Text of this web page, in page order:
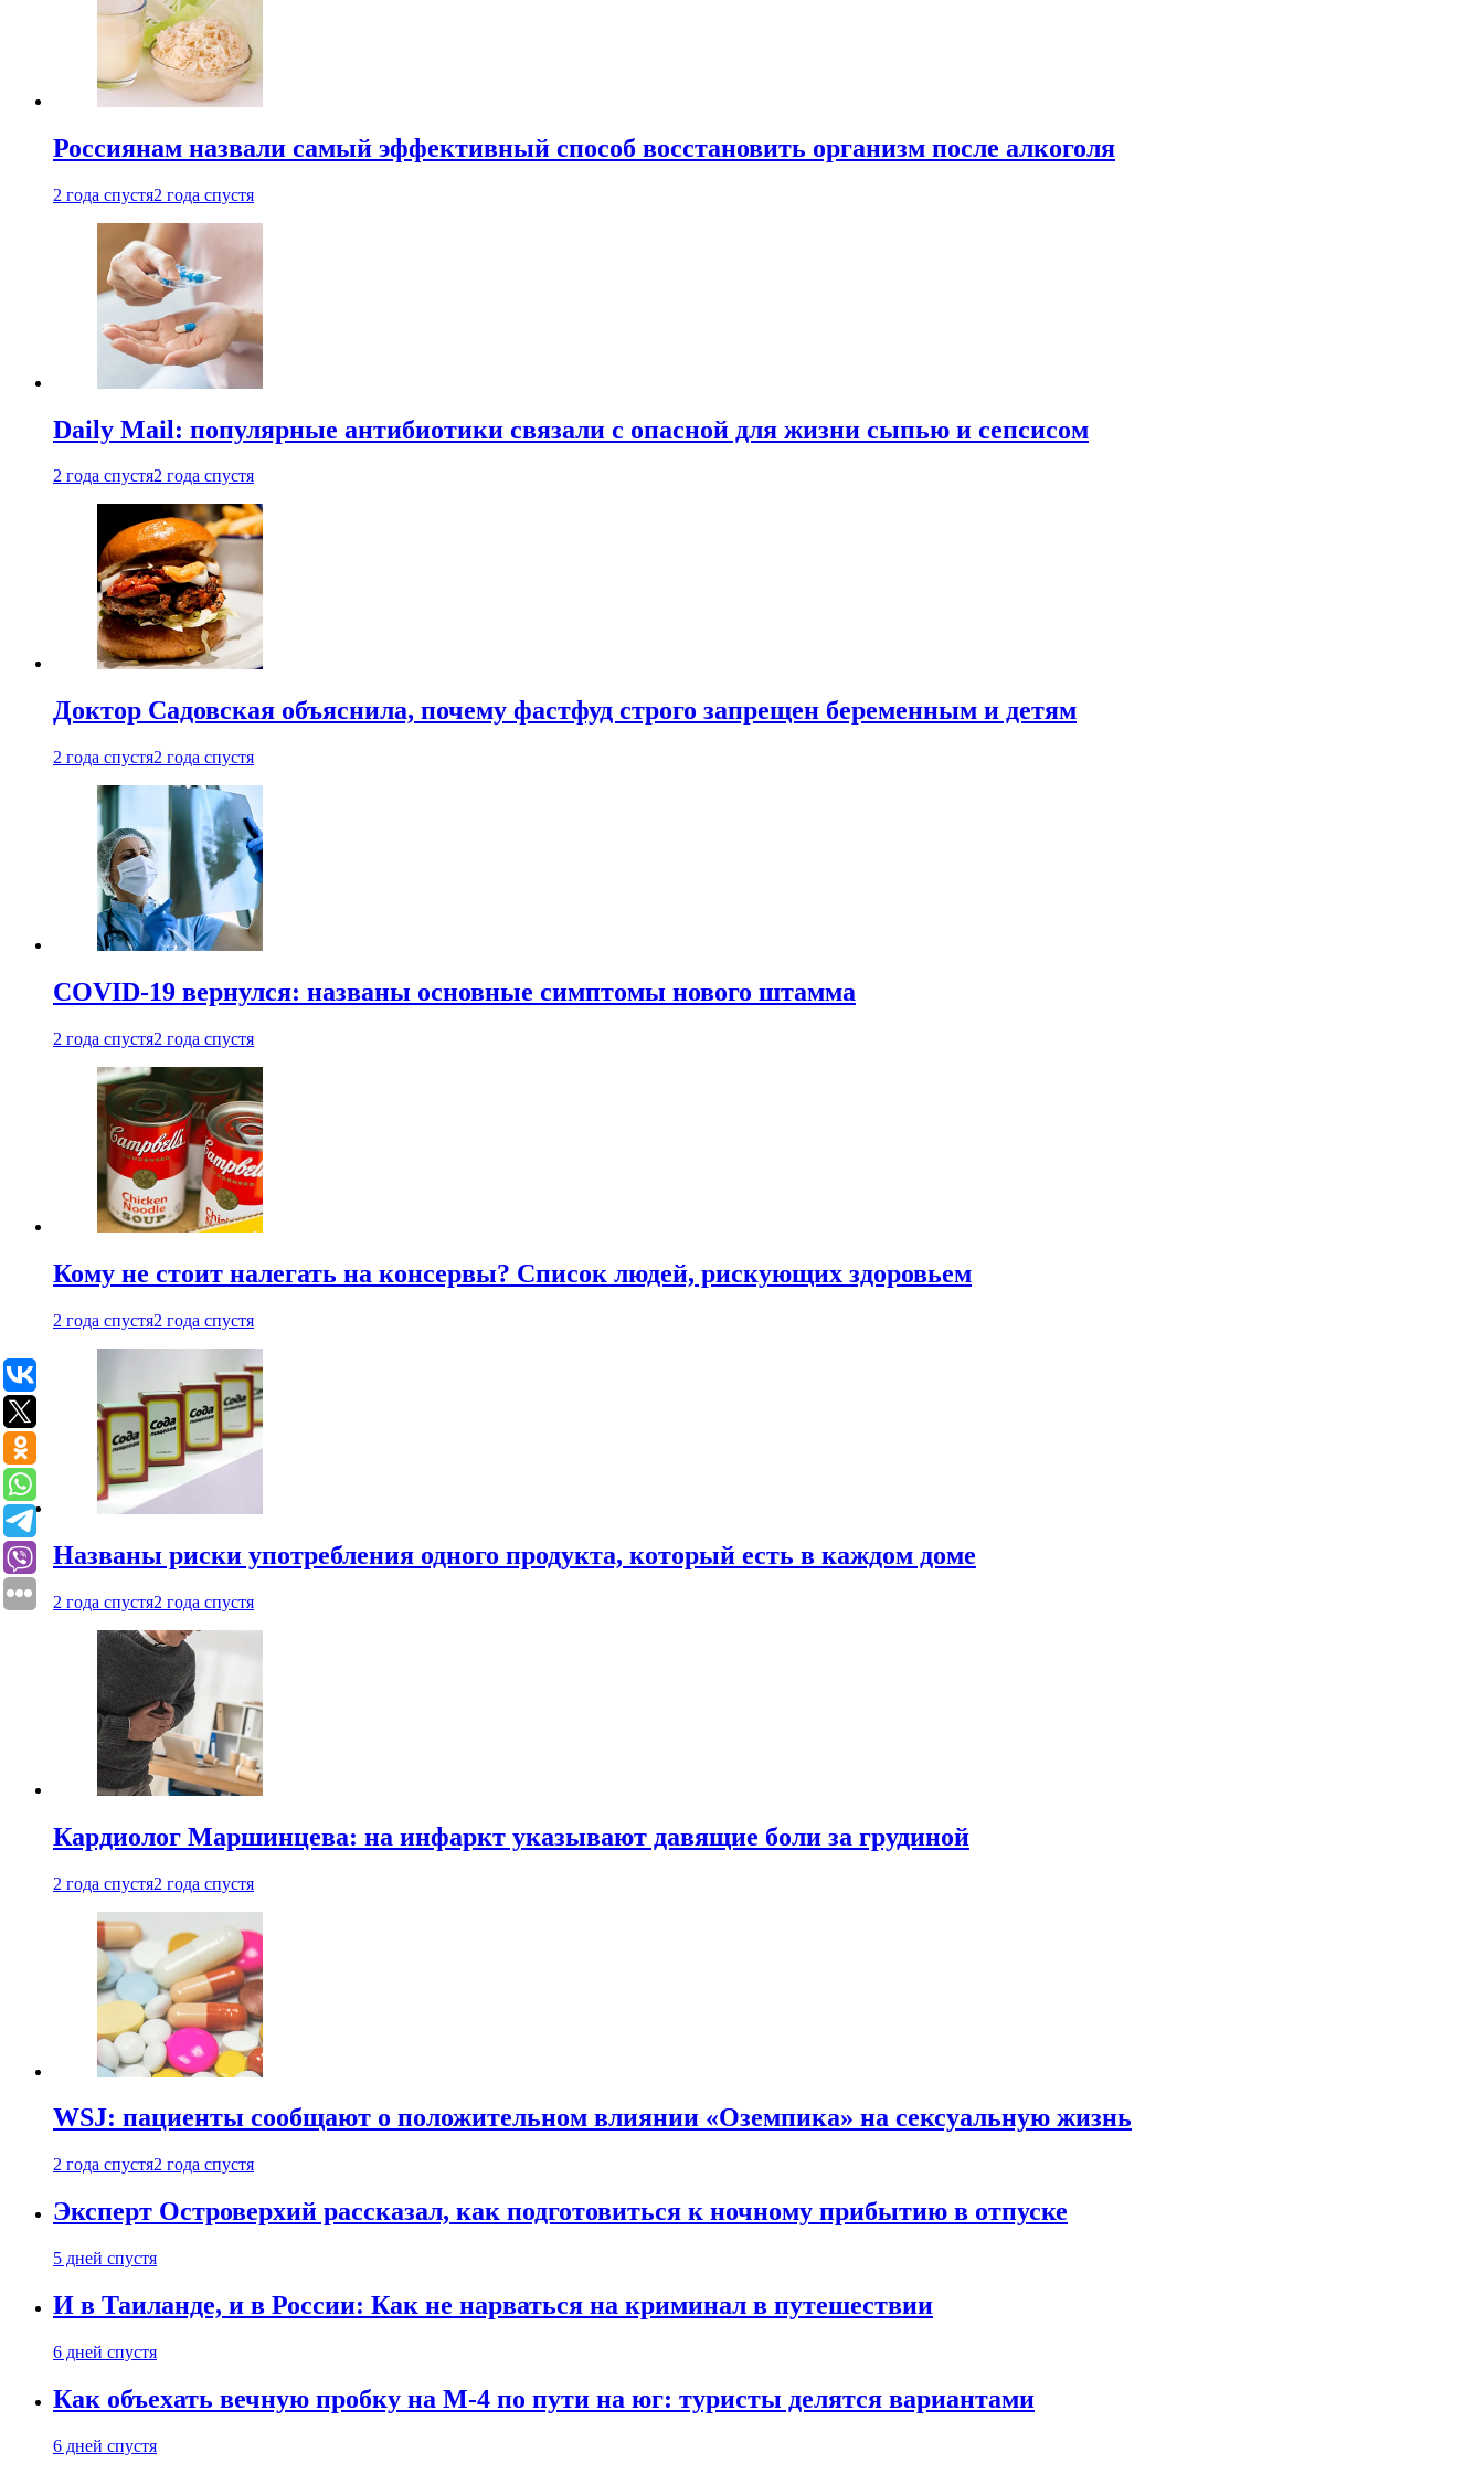
Россиянам назвали самый эффективный способ восстановить организм после алкоголя
2 года спустя2 года спустя
Daily Mail: популярные антибиотики связали с опасной для жизни сыпью и сепсисом
2 года спустя2 года спустя
Доктор Садовская объяснила, почему фастфуд строго запрещен беременным и детям
2 года спустя2 года спустя
COVID-19 вернулся: названы основные симптомы нового штамма
2 года спустя2 года спустя
Кому не стоит налегать на консервы? Список людей, рискующих здоровьем
2 года спустя2 года спустя
Названы риски употребления одного продукта, который есть в каждом доме
2 года спустя2 года спустя
Кардиолог Маршинцева: на инфаркт указывают давящие боли за грудиной
2 года спустя2 года спустя
WSJ: пациенты сообщают о положительном влиянии «Оземпика» на сексуальную жизнь
2 года спустя2 года спустя
Эксперт Островерхий рассказал, как подготовиться к ночному прибытию в отпуске
5 дней спустя
И в Таиланде, и в России: Как не нарваться на криминал в путешествии
6 дней спустя
Как объехать вечную пробку на М-4 по пути на юг: туристы делятся вариантами
6 дней спустя